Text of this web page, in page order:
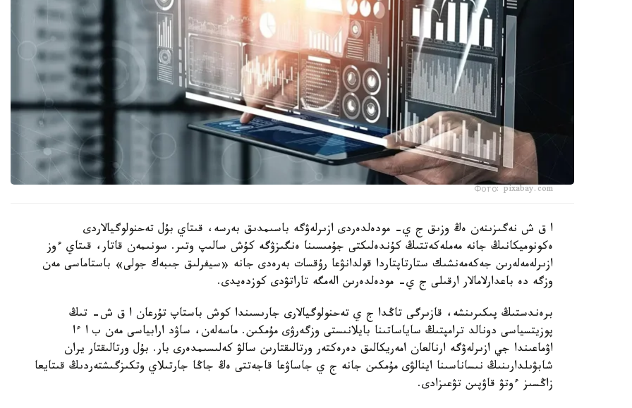
Фото: pixabay.com
ا ق ش نەگىزىنەن ەڭ وزىق ج ي- مودەلدەردى ازىرلەۋگە باسىمدىق بەرسە، قىتاي بۇل تەحنولوگيالاردى
ەكونوميكانىڭ جانە مەملەكەتتىڭ كۇندەلىكتى جۇمىسىنا ەنگىزۋگە كۇش سالىپ وتىر. سونىمەن قاتار، قىتاي ءوز
ازىرلەمەلەرىن جەكەمەنشىك ستارتاپتاردا قولدانۋعا رۇقسات بەرەدى جانە «سيفرلىق جىبەك جولى» باستاماسى مەن
وزگە دە باعدارلامالار ارقىلى ج ي- مودەلدەرىن الەمگە تاراتۋدى كوزدەيدى.
برەندستىڭ پىكىرىنشە، قازىرگى تاڭدا ج ي تەحنولوگيالارى جارىسىندا كوش باستاپ تۇرعان ا ق ش- تىڭ
پوزيتسياسى دونالد ترامپتىڭ ساياساتىنا بايلانىستى وزگەرۋى مۇمكىن. ماسەلەن، ساۋد ارابياسى مەن ب ا ءا
اۋماعىندا جي ازىرلەۋگە ارنالعان امەريكالىق دەرەكتەر ورتالىقتارىن سالۋ كەلىسىمدەرى بار. بۇل ورتالىقتار يران
شابۋىلدارىنىڭ نىساناسىنا اينالۋى مۇمكىن جانە ج ي جاساۋعا قاجەتتى ەڭ جاڭا جارتىلاي وتكىزگىشتەردىڭ قىتايعا
زاڭسىز ءوتۋ قاۋپىن تۋعىزادى.